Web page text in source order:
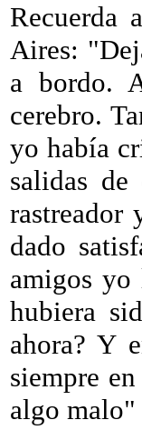
Recuerda
Aires:
a bordo.
cerebro.
yo había
salidas
rastreador
dado
amigos
hubiera
ahora? Y
siempre
algo malo"